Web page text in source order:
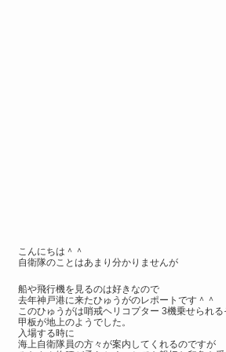
こんにちは＾＾
自衛隊のことはあまり分かりませんが
船や飛行機を見るのは好きなので
去年神戸港に来たひゅうがのレポートです＾＾
このひゅうがは哨戒ヘリコプター 3機乗せられる
甲板が地上のようでした。
入場する時に
海上自衛隊員の方々が案内してくれるのですが